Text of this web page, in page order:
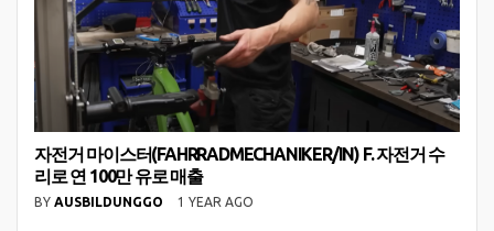
자전거 마이스터(FAHRRADMECHANIKER/IN) F. 자전거 수
리로 연 100만 유로 매출
BY AUSBILDUNGGO 1 YEAR AGO